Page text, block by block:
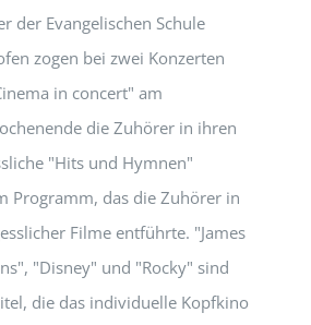
der Evangelischen Schule
zogen bei zwei Konzerten
in concert" am
die Zuhörer in ihren
"Hits und Hymnen"
Programm, das die Zuhörer in
Filme entführte. "James
"Disney" und "Rocky" sind
die das individuelle Kopfkino